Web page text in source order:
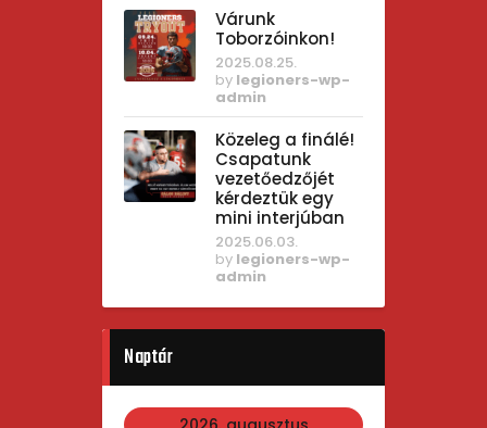
Várunk
Toborzóinkon!
2025.08.25.
by legioners-wp-
admin
Közeleg a finálé!
Csapatunk
vezetőedzőjét
kérdeztük egy
mini interjúban
2025.06.03.
by legioners-wp-
admin
Naptár